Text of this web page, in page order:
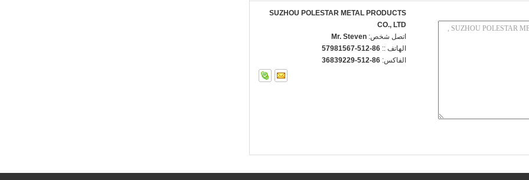
SUZHOU POLESTAR METAL PRODUCTS
CO., LTD
اتصل شخص: Mr. Steven
الهاتف :: 86-512-57981567
الفاكس: 86-512-36839229